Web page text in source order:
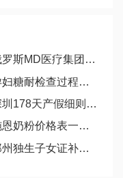
斯MD医疗集团妈妈与孩子
耐检查过程繁琐，只需4招助你一次性通过
天产假细则公布：包含周末、节假日不顺延
粉价格表一览，多少钱看这里！
子女证补领资料、流程速看，金水区办理地点请收藏